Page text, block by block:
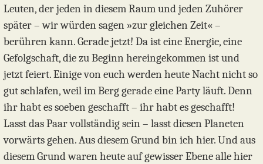
Leuten, der jeden in diesem Raum und jeden Zuhörer
später – wir würden sagen »zur gleichen Zeit« –
berühren kann. Gerade jetzt! Da ist eine Energie, eine
Gefolgschaft, die zu Beginn hereingekommen ist und
jetzt feiert. Einige von euch werden heute Nacht nicht so
gut schlafen, weil im Berg gerade eine Party läuft. Denn
ihr habt es soeben geschafft – ihr habt es geschafft!
Lasst das Paar vollständig sein – lasst diesen Planeten
vorwärts gehen. Aus diesem Grund bin ich hier. Und aus
diesem Grund waren heute auf gewisser Ebene alle hier